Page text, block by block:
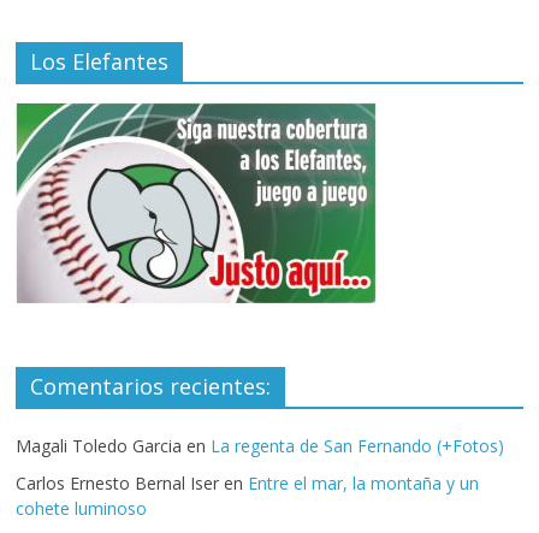
Los Elefantes
Comentarios recientes:
Magali Toledo Garcia en La regenta de San Fernando (+Fotos)
Carlos Ernesto Bernal Iser en Entre el mar, la montaña y un
cohete luminoso